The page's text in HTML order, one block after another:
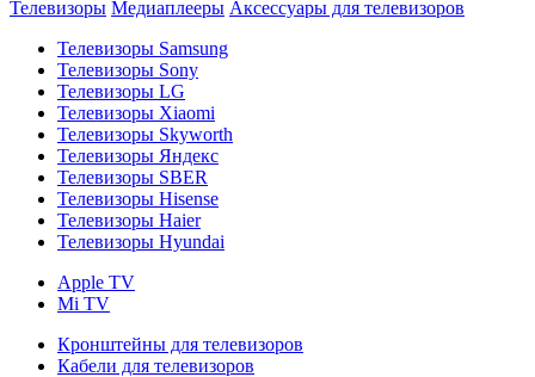
Телевизоры Медиаплееры Аксессуары для телевизоров
Телевизоры Samsung
Телевизоры Sony
Телевизоры LG
Телевизоры Xiaomi
Телевизоры Skyworth
Телевизоры Яндекс
Телевизоры SBER
Телевизоры Hisense
Телевизоры Haier
Телевизоры Hyundai
Apple TV
Mi TV
Кронштейны для телевизоров
Кабели для телевизоров